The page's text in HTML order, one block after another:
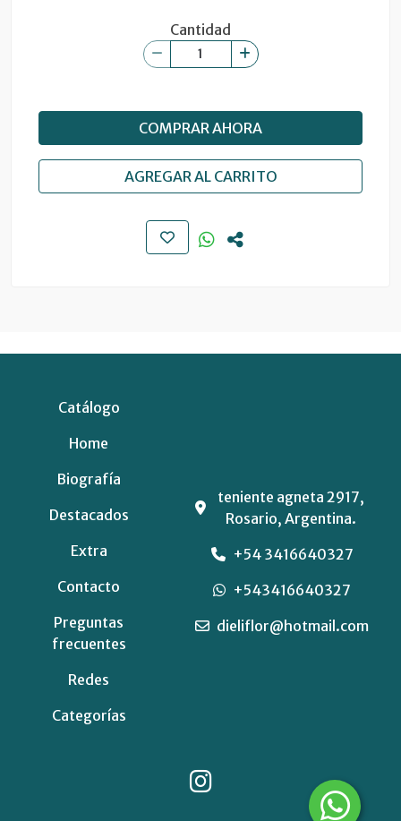
Cantidad
COMPRAR AHORA
AGREGAR AL CARRITO
Catálogo
Home
Biografía
Destacados
Extra
Contacto
Preguntas
frecuentes
Redes
Categorías
teniente agneta 2917,
Rosario, Argentina.
+54 3416640327
+543416640327
dieliflor@hotmail.com